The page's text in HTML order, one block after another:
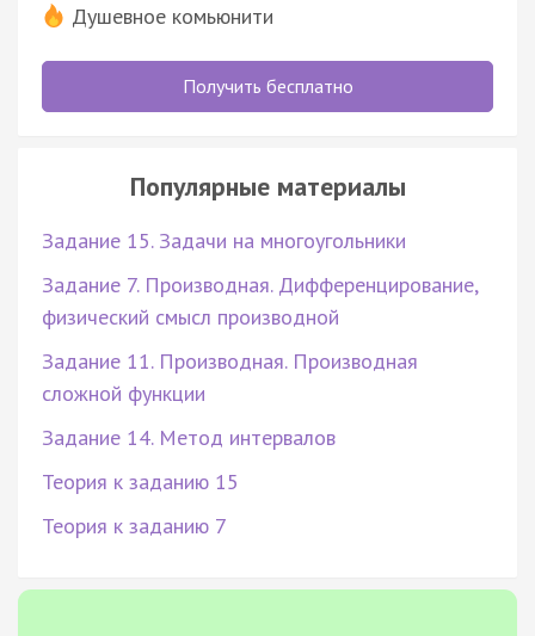
Душевное комьюнити
Получить бесплатно
Популярные материалы
Задание 15. Задачи на многоугольники
Задание 7. Производная. Дифференцирование,
физический смысл производной
Задание 11. Производная. Производная
сложной функции
Задание 14. Метод интервалов
Теория к заданию 15
Теория к заданию 7